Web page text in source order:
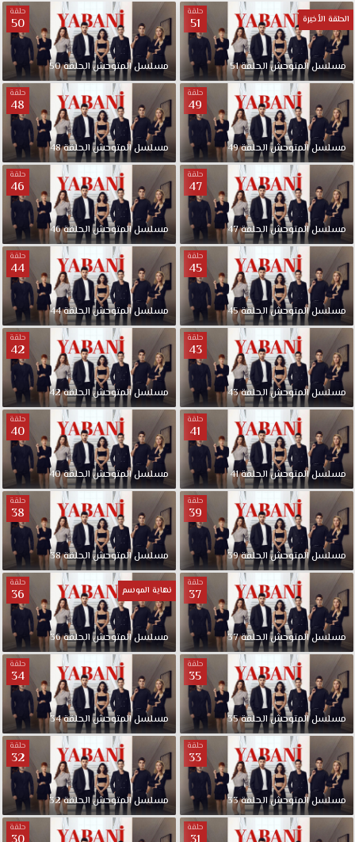
الحلقة الأخيرة
حلقة
51
مسلسل المتوحش الحلقة 51
حلقة
50
مسلسل المتوحش الحلقة 50
حلقة
49
مسلسل المتوحش الحلقة 49
حلقة
48
مسلسل المتوحش الحلقة 48
حلقة
47
مسلسل المتوحش الحلقة 47
حلقة
46
مسلسل المتوحش الحلقة 46
حلقة
45
مسلسل المتوحش الحلقة 45
حلقة
44
مسلسل المتوحش الحلقة 44
حلقة
43
مسلسل المتوحش الحلقة 43
حلقة
42
مسلسل المتوحش الحلقة 42
حلقة
41
مسلسل المتوحش الحلقة 41
حلقة
40
مسلسل المتوحش الحلقة 40
حلقة
39
مسلسل المتوحش الحلقة 39
حلقة
38
مسلسل المتوحش الحلقة 38
حلقة
37
مسلسل المتوحش الحلقة 37
نهاية الموسم
حلقة
36
مسلسل المتوحش الحلقة 36
حلقة
35
مسلسل المتوحش الحلقة 35
حلقة
34
مسلسل المتوحش الحلقة 34
حلقة
33
مسلسل المتوحش الحلقة 33
حلقة
32
مسلسل المتوحش الحلقة 32
حلقة حلقة